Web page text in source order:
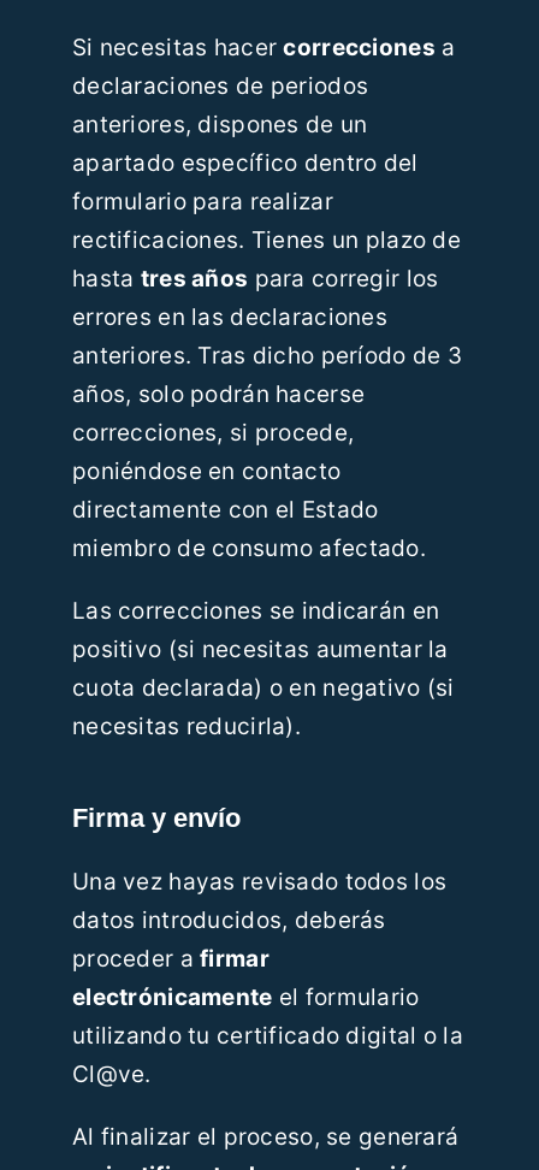
Si necesitas hacercorrecciones a
declaraciones de periodos
anteriores, dispones de un
apartado específico dentro del
formulario para realizar
rectificaciones. Tienes un plazo de
hasta tres años para corregir los
errores en las declaraciones
anteriores. Tras dicho período de 3
años, solo podrán hacerse
correcciones, si procede,
poniéndose en contacto
directamente con el Estado
miembro de consumo afectado.
Las correcciones se indicarán en
positivo (si necesitas aumentar la
cuota declarada) o en negativo (si
necesitas reducirla).
Firma y envío
Una vez hayas revisado todos los
datos introducidos, deberás
proceder afirmar
electrónicamente el formulario
utilizando tu certificado digital o la
Cl@ve.
Al finalizar el proceso, se generará